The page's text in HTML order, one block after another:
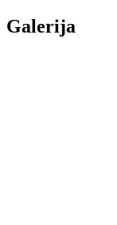
Galerija